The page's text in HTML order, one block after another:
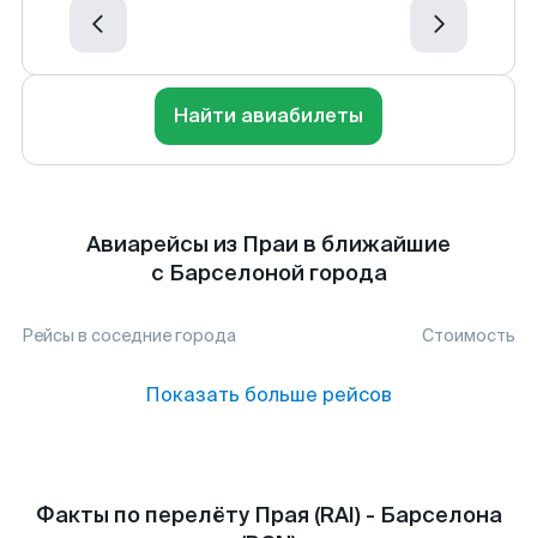
Найти авиабилеты
Авиарейсы из Праи в ближайшие
с Барселоной города
Рейсы в соседние города Стоимость
Показать больше рейсов
Факты по перелёту Прая (RAI) - Барселона